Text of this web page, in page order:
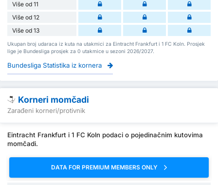
Više od 11
Više od 12
Više od 13
Ukupan broj udaraca iz kuta na utakmici za Eintracht Frankfurt i 1 FC Koln. Prosjek
lige je Bundesliga prosjek za 0 utakmice u sezoni 2026/2027.
Bundesliga Statistika iz kornera
Korneri momčadi
Zarađeni korneri/protivnik
Eintracht Frankfurt i 1 FC Koln podaci o pojedinačnim kutovima
momčadi.
DATA FOR PREMIUM MEMBERS ONLY